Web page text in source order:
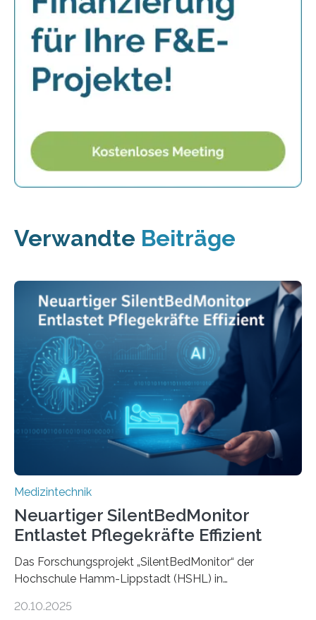
Verwandte Beiträge
Medizintechnik
Neuartiger SilentBedMonitor
Entlastet Pflegekräfte Effizient
Das Forschungsprojekt „SilentBedMonitor“ der
Hochschule Hamm-Lippstadt (HSHL) in
auf Personen ab, die bettlägerig sind oder in ihrer
20.10.2025